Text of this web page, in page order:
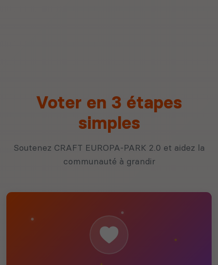
Voter en 3 étapes
simples
Soutenez CRAFT EUROPA-PARK 2.0 et aidez la
communauté à grandir